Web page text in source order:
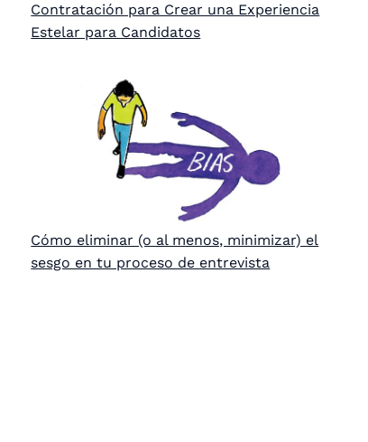
Contratación para Crear una Experiencia
Estelar para Candidatos
Cómo eliminar (o al menos, minimizar) el
sesgo en tu proceso de entrevista